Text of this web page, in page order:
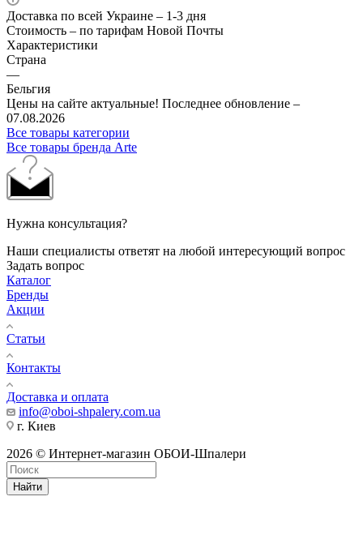
Доставка по всей Украине – 1-3 дня
Стоимость – по тарифам Новой Почты
Характеристики
Страна
—
Бельгия
Цены на сайте актуальные! Последнее обновление –
07.08.2026
Все товары категории
Все товары бренда Arte
Нужна консультация?
Наши специалисты ответят на любой интересующий вопрос
Задать вопрос
Каталог
Бренды
Акции
Статьи
Контакты
Доставка и оплата
info@oboi-shpalery.com.ua
г. Киев
2026 © Интернет-магазин ОБОИ-Шпалери
Найти